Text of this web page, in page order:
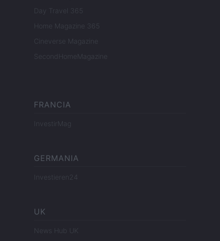
Day Travel 365
Home Magazine 365
Cineverse Magazine
SecondHomeMagazine
FRANCIA
InvestirMag
GERMANIA
Investieren24
UK
News Hub UK